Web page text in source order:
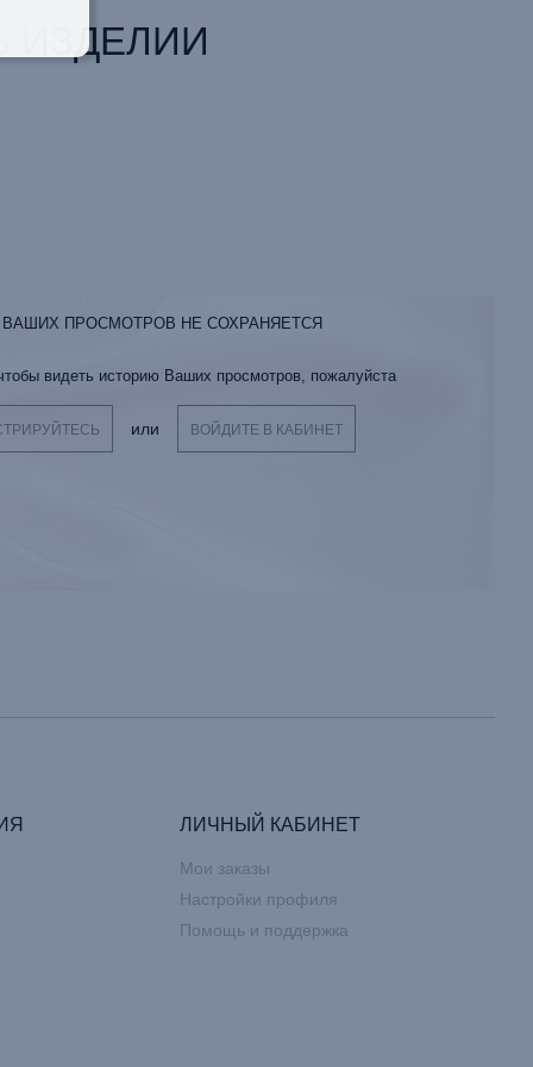
ИЗДЕЛИИ
ВАШИХ ПРОСМОТРОВ НЕ СОХРАНЯЕТСЯ
видеть историю Ваших просмотров, пожалуйста
или ВОЙДИТЕ В КАБИНЕТ
ЛИЧНЫЙ КАБИНЕТ
Мои заказы
Настройки профиля
Помощь и поддержка